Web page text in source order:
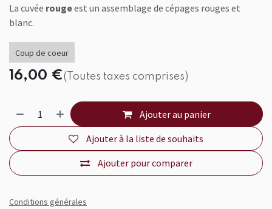
La cuvée rougeest un assemblage de cépages rouges et
blanc.
Coup de coeur
16,00 €(Toutes taxes comprises)
Ajouter au panier
Ajouter pour comparer
Ajouter à la liste de souhaits
Conditions générales